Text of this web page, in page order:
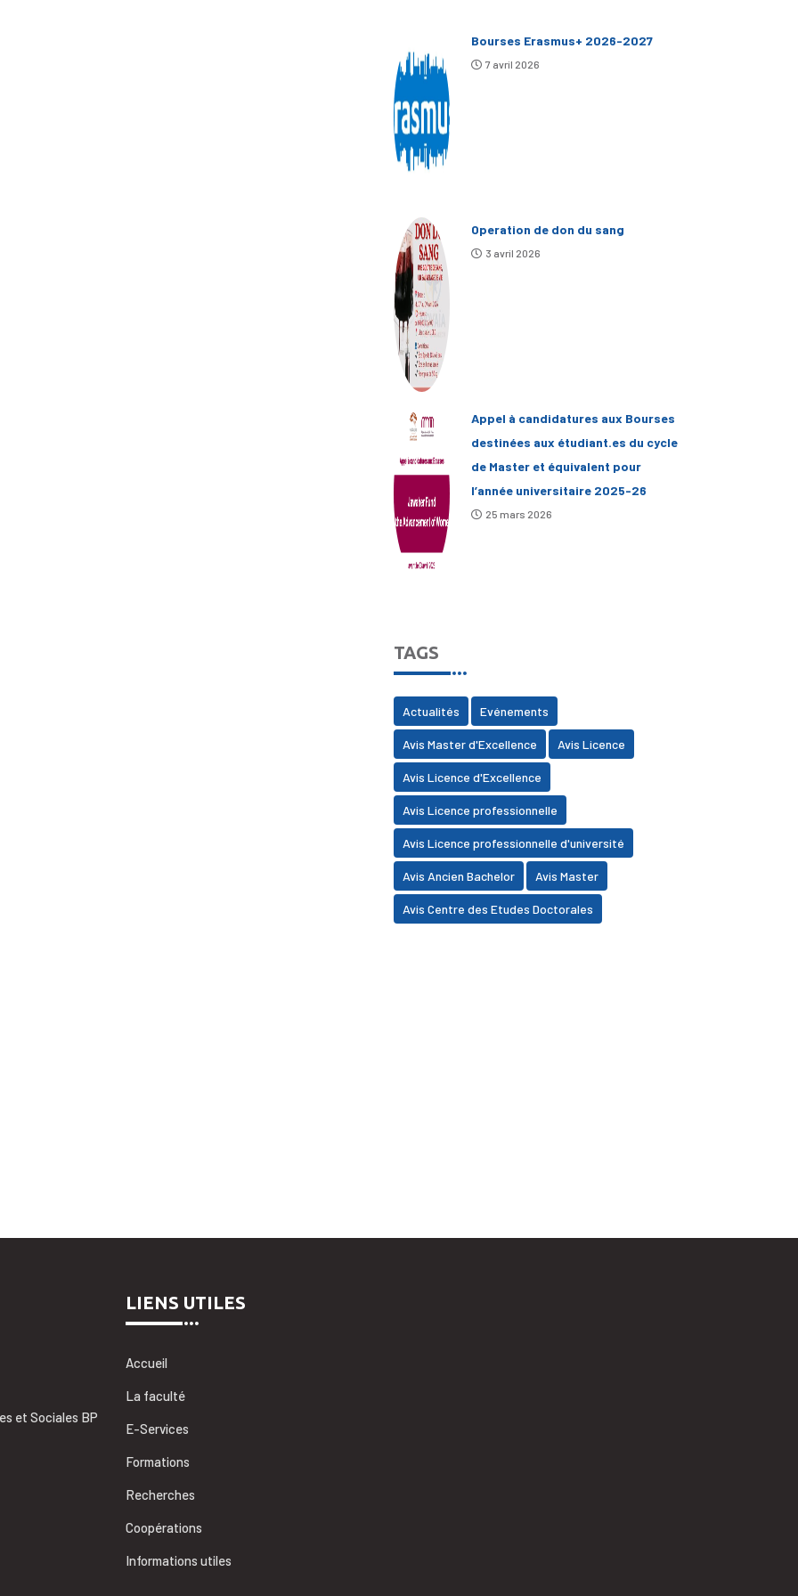
Bourses Erasmus+ 2026-2027
7 avril 2026
Operation de don du sang
3 avril 2026
Appel à candidatures aux Bourses
destinées aux étudiant.es du cycle
de Master et équivalent pour
l’année universitaire 2025-26
25 mars 2026
TAGS
Actualités Evénements
Avis Master d'Excellence Avis Licence
Avis Licence d'Excellence
Avis Licence professionnelle
Avis Licence professionnelle d'université
Avis Ancien Bachelor Avis Master
Avis Centre des Etudes Doctorales
et Sociales BP
LIENS UTILES
Accueil
La faculté
E-Services
Formations
Recherches
Coopérations
Informations utiles